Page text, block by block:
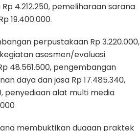
4.212.250, pemeliharaan sarana
19.400.000.
perpustakaan Rp 3.220.000,
asesmen/evaluasi
48.561.600, pengembangan
daya dan jasa Rp 17.485.340,
penyediaan alat multi media
membuktikan dugaan praktek